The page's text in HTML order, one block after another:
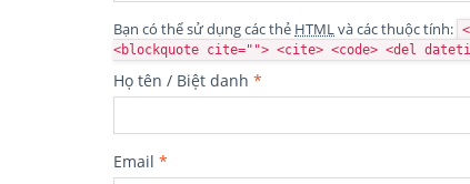
Bạn có thể sử dụng các thẻ HTMLvà các thuộc tính:
<blockquote cite=""> <cite> <code> <del
Họ tên / Biệt danh *
Email *